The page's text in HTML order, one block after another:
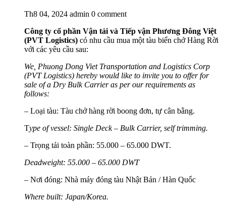
Th8 04, 2024 admin 0 comment
Công ty cổ phần Vận tải và Tiếp vận Phương Đông Việt
(PVT Logistics) có nhu cầu mua một tàu biển chở Hàng Rời
với các yêu cầu sau:
We, Phuong Dong Viet Transportation and Logistics Corp
(PVT Logistics) hereby would like to invite you to offerfor
sale of a Dry Bulk Carrier as per our requirements as
follows:
– Loại tàu: Tàu chở hàng rời boong đơn, tự cân bằng.
Type of vessel: Single Deck – Bulk Carrier, self trimming.
– Trọng tải toàn phần: 55.000 – 65.000 DWT.
Deadweight: 55.000 – 65.000 DWT
– Nơi đóng: Nhà máy đóng tàu Nhật Bản / Hàn Quốc
Where built: Japan/Korea.